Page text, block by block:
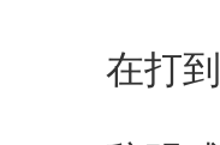
在打到